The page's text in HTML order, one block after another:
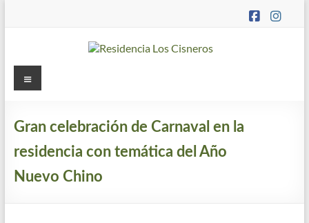
Residencia
Cisneros
Residencia
de
mayores
Menú
Gran celebración de Carnaval en la
residencia con temática del Año
Nuevo Chino